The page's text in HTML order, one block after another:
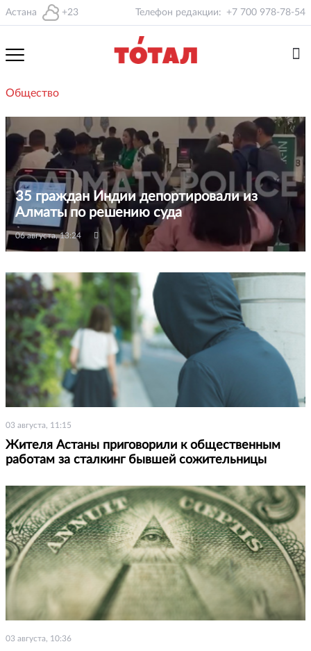
Астана +23 Телефон редакции: +7 700 978-78-54
Общество
35 граждан Индии депортировали из
Алматы по решению суда
06 августа, 13:24
03 августа, 11:15
Жителя Астаны приговорили к общественным
работам за сталкинг бывшей сожительницы
03 августа, 10:36